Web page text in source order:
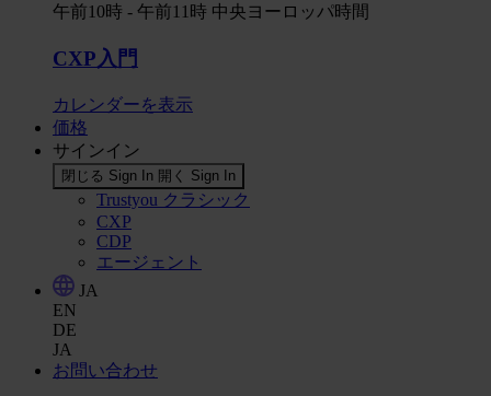
午前10時 - 午前11時 中央ヨーロッパ時間
CXP入門
カレンダーを表示
価格
サインイン
閉じる Sign In 開く Sign In
Trustyou クラシック
CXP
CDP
エージェント
JA
EN
DE
JA
お問い合わせ